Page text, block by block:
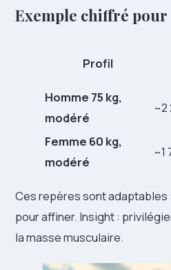
Exemple chiffré pour
Profil
Homme 75 kg,
modéré
~2
Femme 60 kg,
modéré
~1
Ces repères sont
pour affiner. Insight :
la masse musculaire.